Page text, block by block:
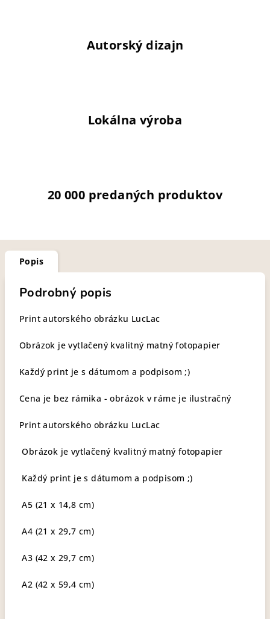
Autorský dizajn
Lokálna výroba
20 000 predaných produktov
Popis
Podrobný popis
Print autorského obrázku LucLac
Obrázok je vytlačený kvalitný matný fotopapier
Každý print je s dátumom a podpisom ;)
Cena je bez rámika - obrázok v ráme je ilustračný
Print autorského obrázku LucLac
Obrázok je vytlačený kvalitný matný fotopapier
Každý print je s dátumom a podpisom ;)
A5 (21 x 14,8 cm)
A4 (21 x 29,7 cm)
A3 (42 x 29,7 cm)
A2 (42 x 59,4 cm)